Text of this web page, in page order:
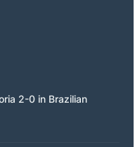
2-0 in Brazilian